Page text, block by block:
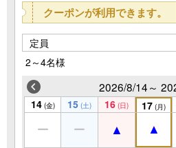
クーポンが利用できます。
定員
2～4名様
2026/8/14～
14 (金) 15 (土) 16 (日) 17 (月)